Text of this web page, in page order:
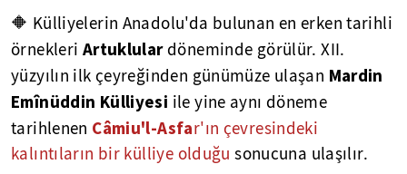
🔶 Külliyelerin Anadolu'da bulunan en erken tarihli
örnekleri Artuklular döneminde görülür. XII.
yüzyılın ilk çeyreğinden günümüze ulaşan Mardin
Emînüddin Külliyesi ile yine aynı döneme
tarihlenen Câmiu'l-Asfar'ın çevresindeki
kalıntıların bir külliye olduğu sonucuna ulaşılır.